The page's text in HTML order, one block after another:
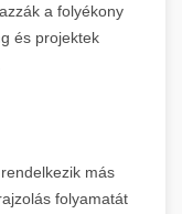
a folyékony
és projektek
más
folyamatát